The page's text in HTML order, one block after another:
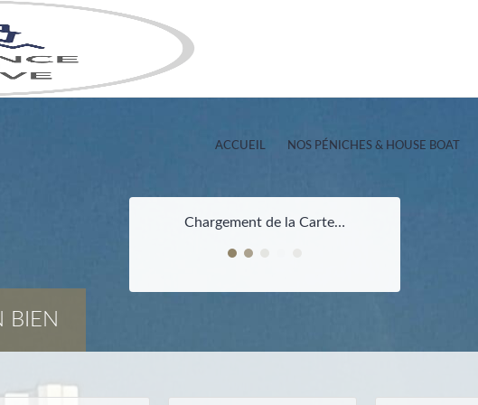
ACCUEIL NOS PÉNICHES & HOUSE BOAT
Chargement de la Carte…
BIEN